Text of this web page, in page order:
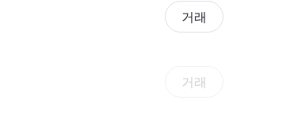
거래
거래